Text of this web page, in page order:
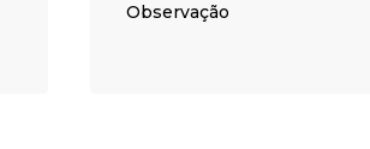
Observação